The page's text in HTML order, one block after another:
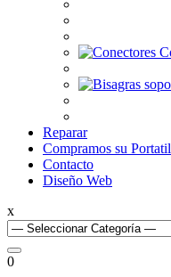
Reparar
Compramos su Portatil
Contacto
Diseño Web
x
0